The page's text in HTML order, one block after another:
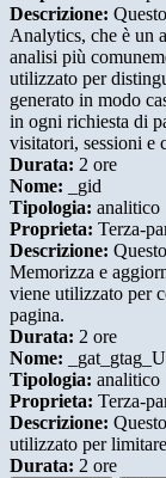
Descrizione:
Analytics, che è un
analisi più
utilizzato per
generato in modo
in ogni richiesta di
visitatori, sessioni e
Durata: 2 ore
Nome: _gid
Tipologia: analitico
Proprieta: Terza-
Descrizione:
Memorizza e
viene utilizzato per
pagina.
Durata: 2 ore
Nome:
Tipologia: analitico
Proprieta: Terza-
Descrizione:
utilizzato per
Durata: 2 ore